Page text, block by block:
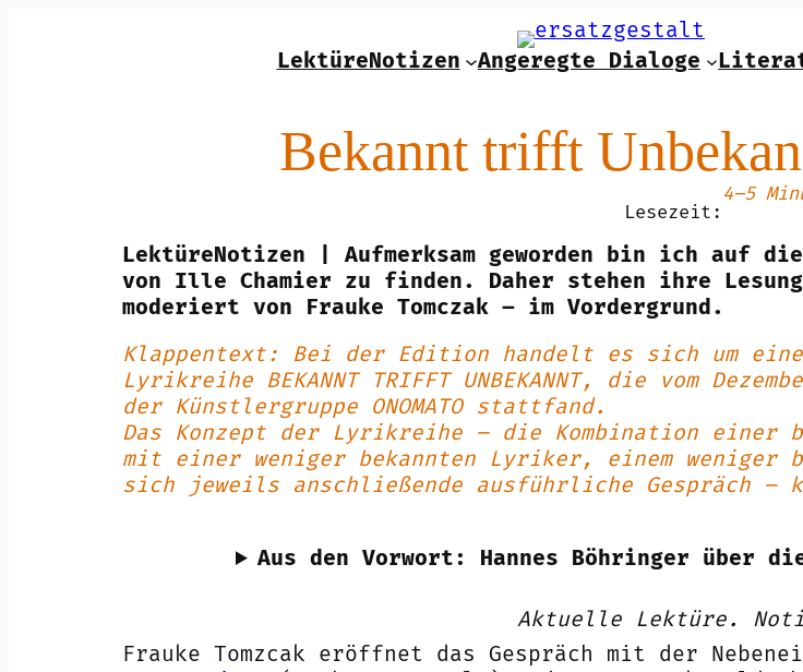
LektüreNotizen Angeregte Dialoge
Bekannt trifft
Lesezeit:
4–5
LektüreNotizen | Aufmerksam geworden bin ich auf
von Ille Chamier zu finden. Daher stehen ihre
moderiert von Frauke Tomczak – im Vordergrund.
Klappentext: Bei der Edition handelt es sich um
Lyrikreihe BEKANNT TRIFFT UNBEKANNT, die vom
der Künstlergruppe ONOMATO stattfand.
Das Konzept der Lyrikreihe – die Kombination einer
mit einer weniger bekannten Lyriker, einem weniger
sich jeweils anschließende ausführliche Gespräch –
Aus den Vorwort: Hannes Böhringer über
Aktuelle Lektüre.
Frauke Tomzcak eröffnet das Gespräch mit der